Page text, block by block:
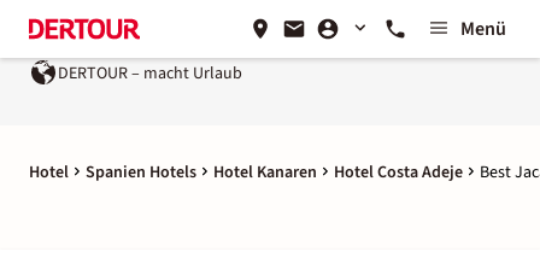
Menü
– macht Urlaub Ein Unternehmen der
Hotel Spanien Hotels Hotel Kanaren Hotel Costa Adeje Best